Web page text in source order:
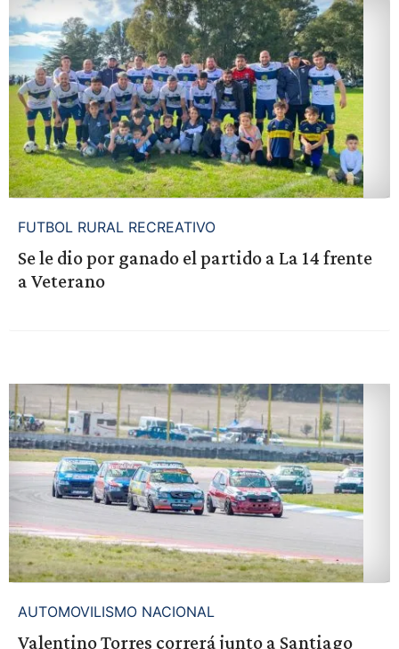
FUTBOL RURAL RECREATIVO
Se le dio por ganado el partido a La 14 frente
a Veterano
AUTOMOVILISMO NACIONAL
Valentino Torres correrá junto a Santiago